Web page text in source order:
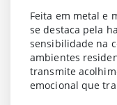
Feita em metal e
se destaca pela
sensibilidade na
ambientes
transmite
emocional que